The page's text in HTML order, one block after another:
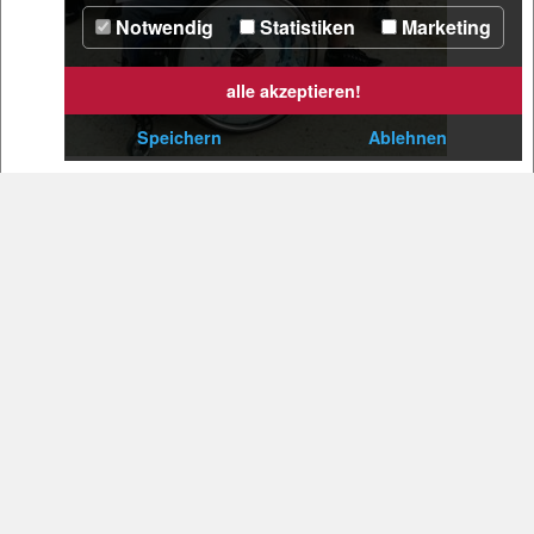
Notwendig
Statistiken Marketing
alle akzeptieren!
Speichern
Ablehnen